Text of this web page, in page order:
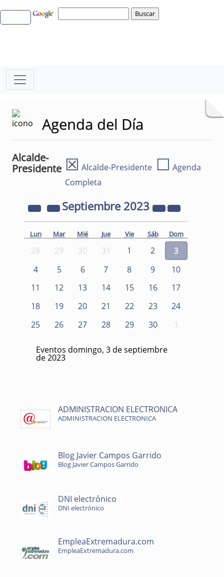
Agenda del Día
Alcalde-
Presidente ☒ Alcalde-Presidente ☐ Agenda
Completa
Septiembre 2023
Lun Mar Mié Jue Vie Sáb Dom
28 29 30 31 1 2
3
4
5 6 7 8 9
10
11
12 13 14 15 16
17
18
19 20 21 22 23
24
25
26 27 28 29 30 1
Eventos domingo, 3 de septiembre
de 2023
ADMINISTRACION ELECTRONICA
ADMINISTRACION ELECTRONICA
Blog Javier Campos Garrido
Blog Javier Campos Garrido
DNI electrónico
DNI electrónico
EmpleaExtremadura.com
EmpleaExtremadura.com